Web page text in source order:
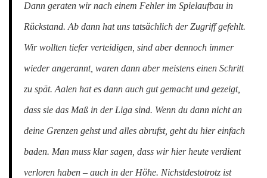
Dann geraten wir nach einem Fehler im Spielaufbau in
Rückstand. Ab dann hat uns tatsächlich der Zugriff gefehlt.
Wir wollten tiefer verteidigen, sind aber dennoch immer
wieder angerannt, waren dann aber meistens einen Schritt
zu spät. Aalen hat es dann auch gut gemacht und gezeigt,
dass sie das Maß in der Liga sind. Wenn du dann nicht an
deine Grenzen gehst und alles abrufst, geht du hier einfach
baden. Man muss klar sagen, dass wir hier heute verdient
verloren haben – auch in der Höhe. Nichstdestotrotz ist